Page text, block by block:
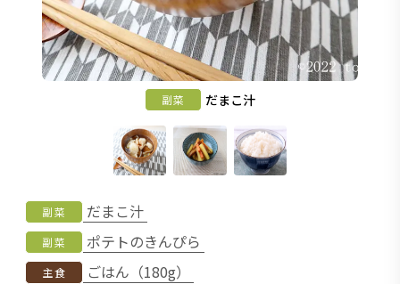
副菜 だまこ汁
副菜 だまこ汁
副菜 ポテトのきんぴら
主食 ごはん（180g）